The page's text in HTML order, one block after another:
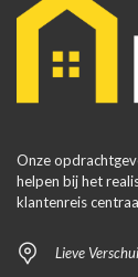
Onze
helpen bij het
klantenreis
Lieve